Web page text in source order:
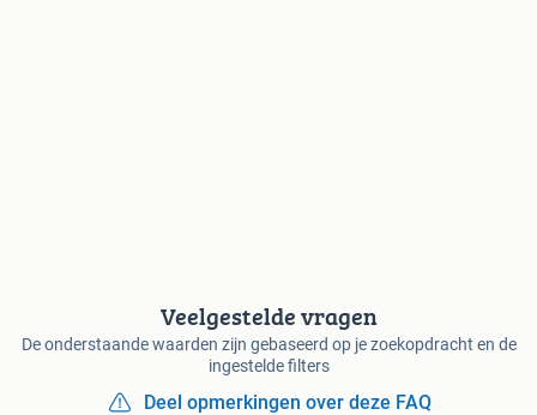
Veelgestelde vragen
De onderstaande waarden zijn gebaseerd op je zoekopdracht en de
ingestelde filters
Deel opmerkingen over deze FAQ